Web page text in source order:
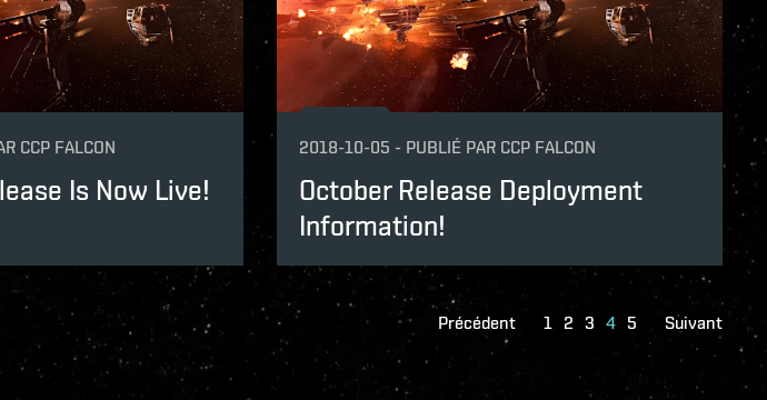
CCP FALCON
Is Now Live!
2018-10-05 - PUBLIÉ PAR CCP FALCON
October Release Deployment
Information!
Précédent 1 2 3 4 5 Suivant